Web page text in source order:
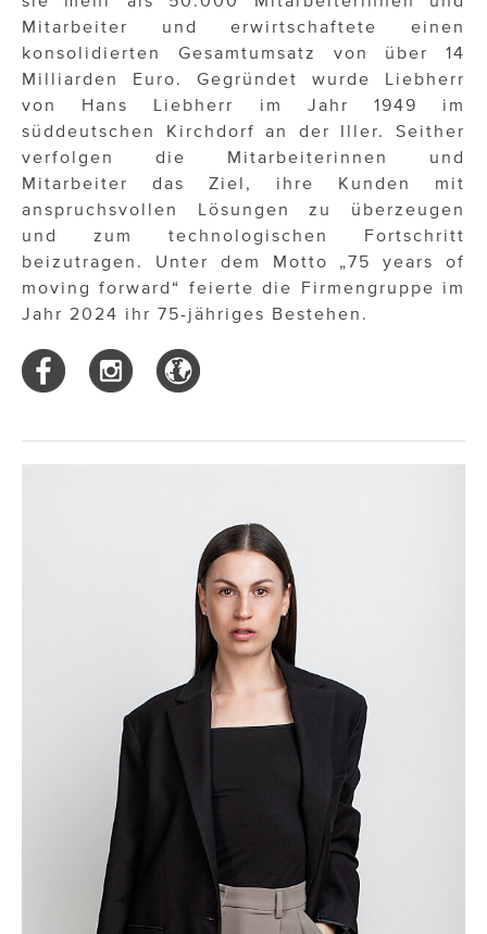
Mitarbeiter und erwirtschaftete einen
konsolidierten Gesamtumsatz von über 14
Milliarden Euro. Gegründet wurde Liebherr
von Hans Liebherr im Jahr 1949 im
süddeutschen Kirchdorf an der Iller. Seither
verfolgen die Mitarbeiterinnen und
Mitarbeiter das Ziel, ihre Kunden mit
anspruchsvollen Lösungen zu überzeugen
und zum technologischen Fortschritt
beizutragen. Unter dem Motto „75 years of
moving forward“ feierte die Firmengruppe im
Jahr 2024 ihr 75-jähriges Bestehen.